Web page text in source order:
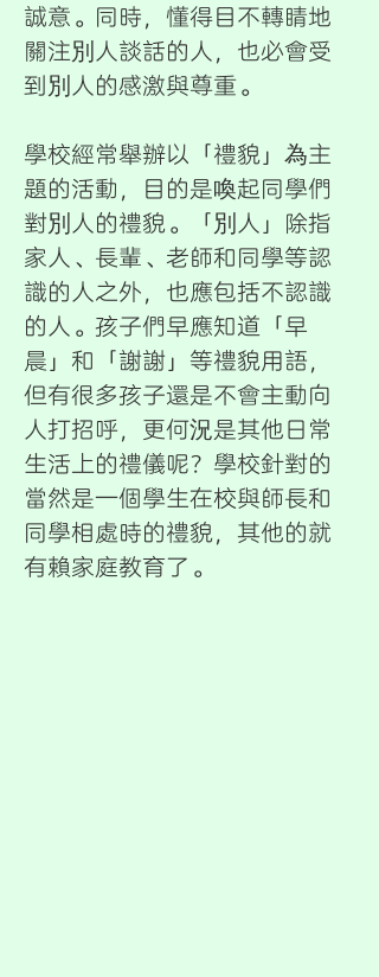
誠意。同時，懂得目不轉睛地
關注別人談話的人，也必會受
到別人的感激與尊重。
學校經常舉辦以「禮貌」為主
題的活動，目的是喚起同學們
對別人的禮貌。「別人」除指
家人、長輩、老師和同學等認
識的人之外，也應包括不認識
的人。孩子們早應知道「早
晨」和「謝謝」等禮貌用語，
但有很多孩子還是不會主動向
人打招呼，更何況是其他日常
生活上的禮儀呢？學校針對的
當然是一個學生在校與師長和
同學相處時的禮貌，其他的就
有賴家庭教育了。